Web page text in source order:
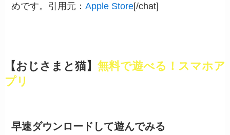
めです。引用元：Apple Store[/chat]
【おじさまと猫】 無料で遊べる！スマホア
プリ
早速ダウンロードして遊んでみる